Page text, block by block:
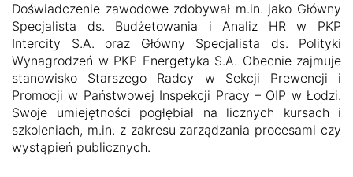
Doświadczenie zawodowe zdobywał m.in. jako Główny
Specjalista ds. Budżetowania i Analiz HR w PKP
Intercity S.A. oraz Główny Specjalista ds. Polityki
Wynagrodzeń w PKP Energetyka S.A. Obecnie zajmuje
stanowisko Starszego Radcy w Sekcji Prewencji i
Promocji w Państwowej Inspekcji Pracy – OIP w Łodzi.
Swoje umiejętności pogłębiał na licznych kursach i
szkoleniach, m.in. z zakresu zarządzania procesami czy
wystąpień publicznych.